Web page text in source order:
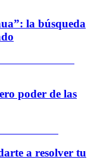
la búsqueda
poder de las
a resolver tu